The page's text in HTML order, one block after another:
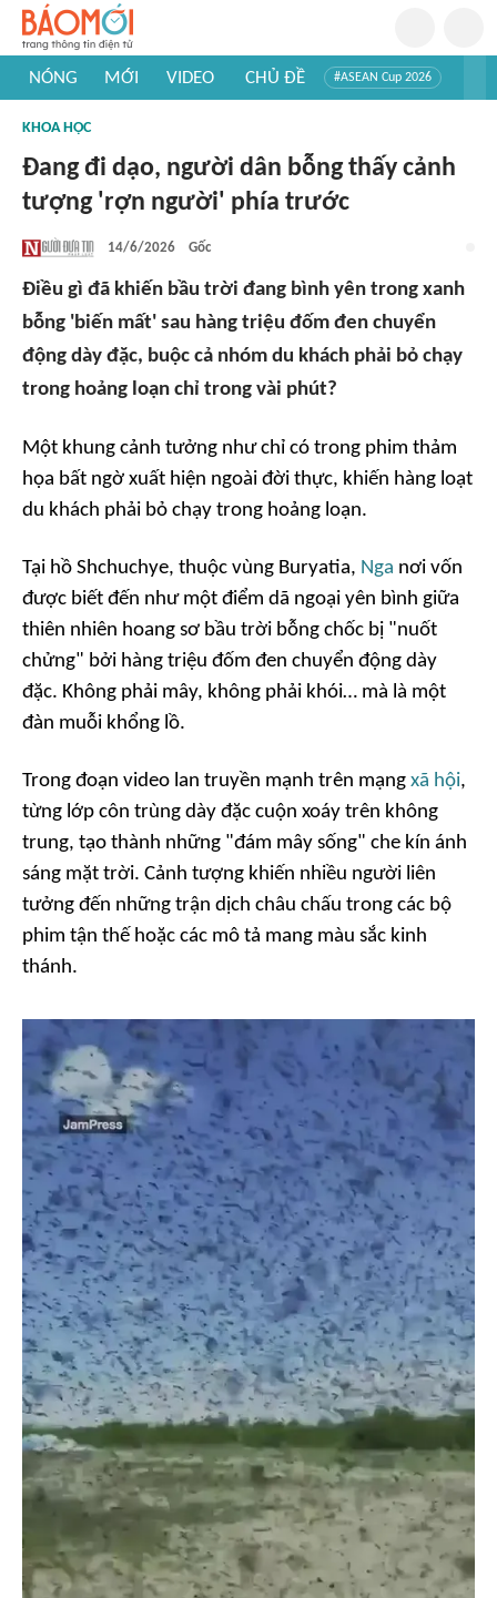
NÓNG MỚI VIDEO CHỦ ĐỀ #ASEAN Cup 2026
#Khám phá thế giới
KHOA HỌC
Đang đi dạo, người dân bỗng thấy cảnh
tượng 'rợn người' phía trước
14/6/2026 Gốc
Điều gì đã khiến bầu trời đang bình yên trong xanh
bỗng 'biến mất' sau hàng triệu đốm đen chuyển
động dày đặc, buộc cả nhóm du khách phải bỏ chạy
trong hoảng loạn chỉ trong vài phút?
Một khung cảnh tưởng như chỉ có trong phim thảm
họa bất ngờ xuất hiện ngoài đời thực, khiến hàng loạt
du khách phải bỏ chạy trong hoảng loạn.
Tại hồ Shchuchye, thuộc vùng Buryatia, Nga nơi vốn
được biết đến như một điểm dã ngoại yên bình giữa
thiên nhiên hoang sơ bầu trời bỗng chốc bị "nuốt
chửng" bởi hàng triệu đốm đen chuyển động dày
đặc. Không phải mây, không phải khói… mà là một
đàn muỗi khổng lồ.
Trong đoạn video lan truyền mạnh trên mạng xã hội,
từng lớp côn trùng dày đặc cuộn xoáy trên không
trung, tạo thành những "đám mây sống" che kín ánh
sáng mặt trời. Cảnh tượng khiến nhiều người liên
tưởng đến những trận dịch châu chấu trong các bộ
phim tận thế hoặc các mô tả mang màu sắc kinh
thánh.